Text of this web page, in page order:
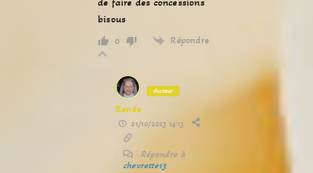
bisous
0 Répondre
Auteur
Renée
21/10/2023 14:13
Répondre à
chevrette13